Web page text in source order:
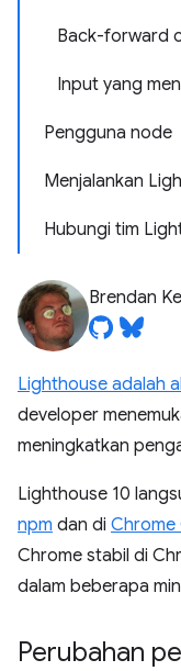
Back-forward
Input yang
Pengguna node
Menjalankan
Hubungi tim
Brendan
Lighthouse adalah
developer
meningkatkan
Lighthouse 10
npm dan di Chrome
Chrome stabil di
dalam beberapa
Perubahan